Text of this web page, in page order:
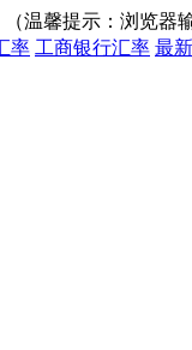
（温馨提示：浏览器
率 工商银行汇率 最